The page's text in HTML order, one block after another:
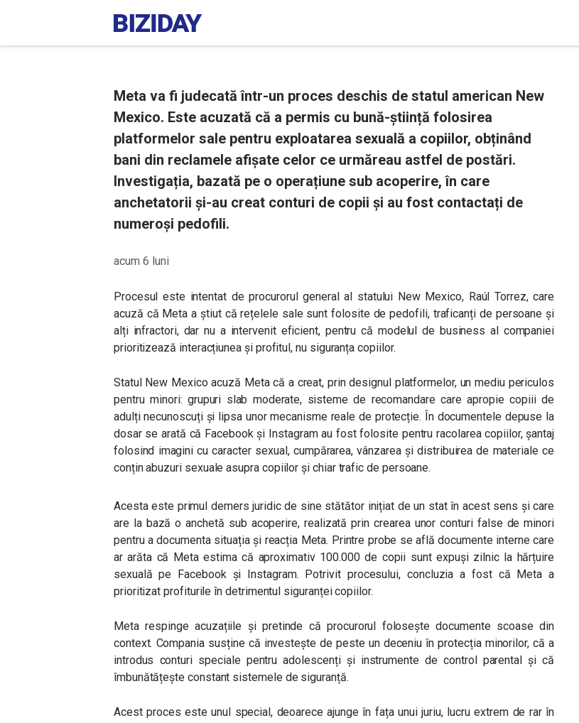
Meta va fi judecată într-un proces deschis de statul american New
Mexico. Este acuzată că a permis cu bună-știință folosirea
platformelor sale pentru exploatarea sexuală a copiilor, obținând
bani din reclamele afișate celor ce urmăreau astfel de postări.
Investigația, bazată pe o operațiune sub acoperire, în care
anchetatorii și-au creat conturi de copii și au fost contactați de
numeroși pedofili.
acum 6 luni
Procesul este intentat de procurorul general al statului New Mexico, Raúl Torrez, care
acuză că Meta a știut că rețelele sale sunt folosite de pedofili, traficanți de persoane și
alți infractori, dar nu a intervenit eficient, pentru că modelul de business al companiei
prioritizează interacțiunea și profitul, nu siguranța copiilor.
Statul New Mexico acuză Meta că a creat, prin designul platformelor, un mediu periculos
pentru minori: grupuri slab moderate, sisteme de recomandare care apropie copiii de
adulți necunoscuți și lipsa unor mecanisme reale de protecție. În documentele depuse la
dosar se arată că Facebook și Instagram au fost folosite pentru racolarea copiilor, șantaj
folosind imagini cu caracter sexual, cumpărarea, vânzarea și distribuirea de materiale ce
conțin abuzuri sexuale asupra copiilor și chiar trafic de persoane.
Acesta este primul demers juridic de sine stătător inițiat de un stat în acest sens și care
are la bază o anchetă sub acoperire, realizată prin crearea unor conturi false de minori
pentru a documenta situația și reacția Meta. Printre probe se află documente interne care
ar arăta că Meta estima că aproximativ 100.000 de copii sunt expuși zilnic la hărțuire
sexuală pe Facebook și Instagram. Potrivit procesului, concluzia a fost că Meta a
prioritizat profiturile în detrimentul siguranței copiilor.
Meta respinge acuzațiile și pretinde că procurorul folosește documente scoase din
context. Compania susține că investește de peste un deceniu în protecția minorilor, că a
introdus conturi speciale pentru adolescenți și instrumente de control parental și că
îmbunătățește constant sistemele de siguranță.
Acest proces este unul special, deoarece ajunge în fața unui juriu, lucru extrem de rar în